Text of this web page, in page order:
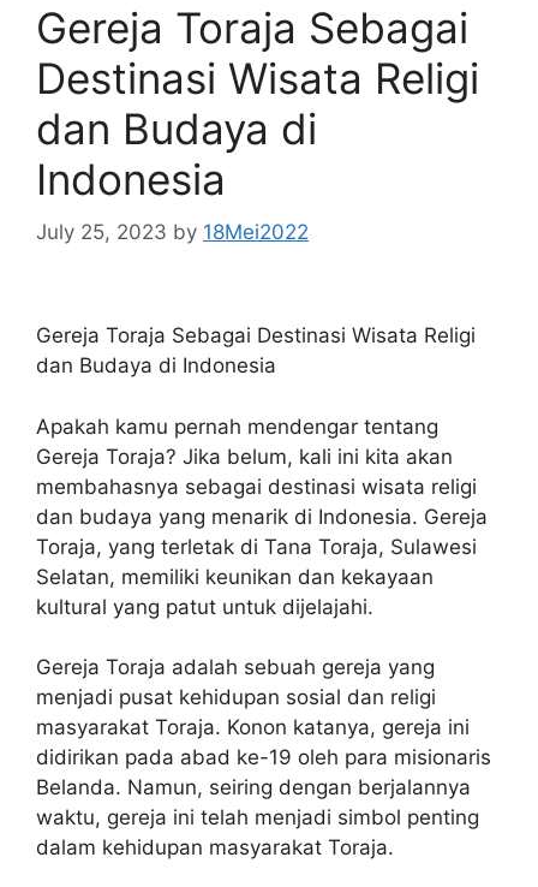
Gereja Toraja Sebagai
Destinasi Wisata Religi
dan Budaya di
Indonesia
July 25, 2023 by 18Mei2022
Gereja Toraja Sebagai Destinasi Wisata Religi
dan Budaya di Indonesia
Apakah kamu pernah mendengar tentang
Gereja Toraja? Jika belum, kali ini kita akan
membahasnya sebagai destinasi wisata religi
dan budaya yang menarik di Indonesia. Gereja
Toraja, yang terletak di Tana Toraja, Sulawesi
Selatan, memiliki keunikan dan kekayaan
kultural yang patut untuk dijelajahi.
Gereja Toraja adalah sebuah gereja yang
menjadi pusat kehidupan sosial dan religi
masyarakat Toraja. Konon katanya, gereja ini
didirikan pada abad ke-19 oleh para misionaris
Belanda. Namun, seiring dengan berjalannya
waktu, gereja ini telah menjadi simbol penting
dalam kehidupan masyarakat Toraja.